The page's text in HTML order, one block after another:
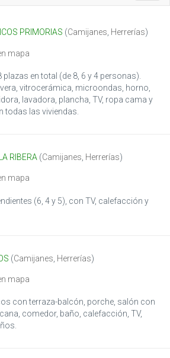
o
v
PRIMORIAS (Camijanes, Herrerías)
mapa
en total (de 8, 6 y 4 personas).
vitrocerámica, microondas, horno,
lavadora, plancha, TV, ropa cama y
todas las viviendas.
RIBERA (Camijanes Herrerías)
mapa
(6, 4 y 5), con TV, calefacción y
(Camijanes Herrerías)
mapa
con terraza-balcón, porche, salón con
comedor, baño, calefacción, TV,